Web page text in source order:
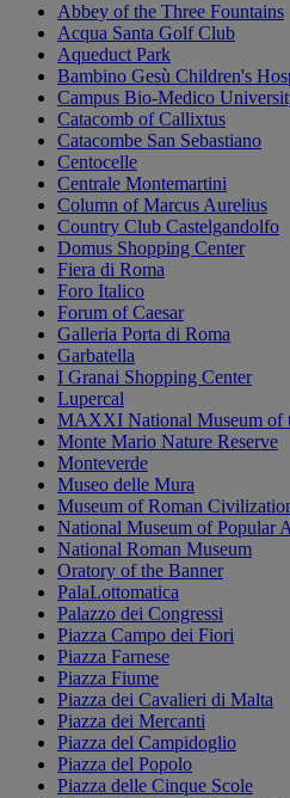
Abbey of the Three Fountains
Acqua Santa Golf Club
Aqueduct Park
Bambino Gesù Children's
Campus Bio-Medico
Catacomb of Callixtus
Catacombe San Sebastiano
Centocelle
Centrale Montemartini
Column of Marcus Aurelius
Country Club Castelgandolfo
Domus Shopping Center
Fiera di Roma
Foro Italico
Forum of Caesar
Galleria Porta di Roma
Garbatella
I Granai Shopping Center
Lupercal
MAXXI National Museum of
Monte Mario Nature Reserve
Monteverde
Museo delle Mura
Museum of Roman
National Museum of Popular
National Roman Museum
Oratory of the Banner
PalaLottomatica
Palazzo dei Congressi
Piazza Campo dei Fiori
Piazza Farnese
Piazza Fiume
Piazza dei Cavalieri di Malta
Piazza dei Mercanti
Piazza del Campidoglio
Piazza del Popolo
Piazza delle Cinque Scole